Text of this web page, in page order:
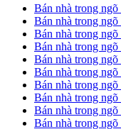
Bán nhà trong
Bán nhà trong
Bán nhà trong
Bán nhà trong
Bán nhà trong
Bán nhà trong
Bán nhà trong
Bán nhà trong
Bán nhà trong
Bán nhà trong